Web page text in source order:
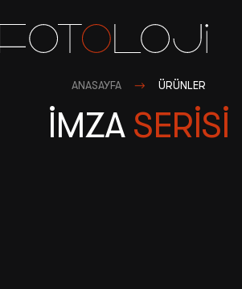
ANASAYFA
ÜRÜNLER
İMZA SERİSİ